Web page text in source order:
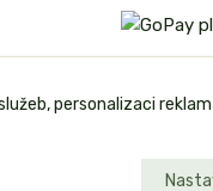
personalizaci